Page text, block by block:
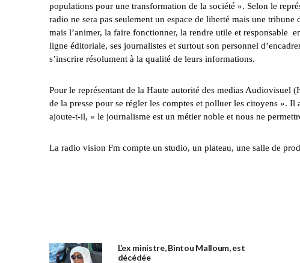
populations pour une transformation de la société ». Selon le
radio ne sera pas seulement un espace de liberté mais une
mais l’animer, la faire fonctionner, la rendre utile et responsable
ligne éditoriale, ses journalistes et surtout son personnel
s’inscrire résolument à la qualité de leurs informations.
Pour le représentant de la Haute autorité des medias Audiovisuel
de la presse pour se régler les comptes et polluer les citoyens ».
ajoute-t-il, « le journalisme est un métier noble et nous ne
La radio vision Fm compte un studio, un plateau, une salle de
L’ex ministre, Bintou Malloum, est
décédée